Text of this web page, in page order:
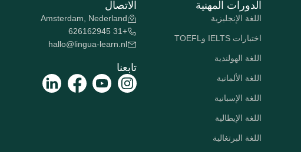
الدورات المهنية
اللغة الإنجليزية
اختبارات IELTS وTOEFL
اللغة الهولندية
اللغة الألمانية
اللغة الإسبانية
اللغة الإيطالية
اللغة البرتغالية
الاتصال
Amsterdam, Nederland
+31 626162945
hallo@lingua-learn.nl
تابعنا